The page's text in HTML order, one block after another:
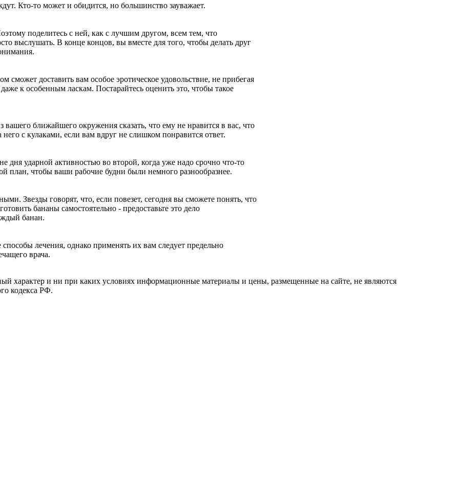
Кто-то может и обидится, но большинство зауважает.
поделитесь с ней, как с лучшим другом, всем тем, что
выслушать. В конце концов, вы вместе для того, чтобы делать друг
доставить вам особое эротическое удовольствие, не прибегая
к особенным ласкам. Постарайтесь оценить это, чтобы такое
ближайшего окружения сказать, что ему не нравится в вас, что
с кулаками, если вам вдруг не слишком понравится ответ.
дня ударной активностью во второй, когда уже надо срочно что-то
план, чтобы ваши рабочие будни были немного разнообразнее.
Звезды говорят, что, если повезет, сегодня вы сможете понять, что
бананы самостоятельно - предоставьте это дело
банан.
лечения, однако применять их вам следует предельно
врача.
характер и ни при каких условиях информационные материалы и цены, размещенные на сайте, не являются
кодекса РФ.